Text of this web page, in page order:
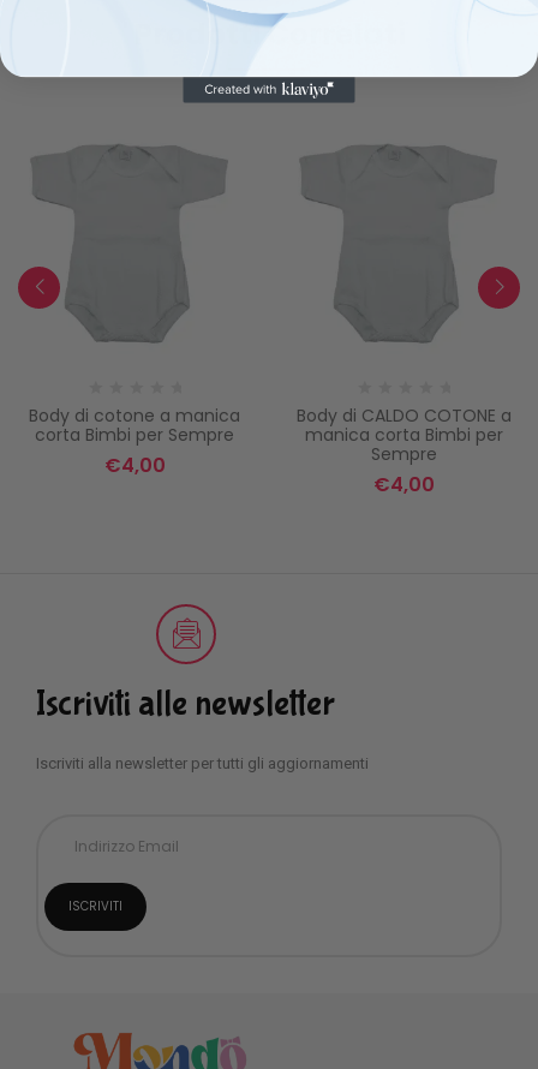
Prodotti Correlati
Body di cotone a manica
corta Bimbi per Sempre
€4,00
Body di CALDO COTONE a
manica corta Bimbi per
Sempre
€4,00
Iscriviti alle newsletter
Iscriviti alla newsletter per tutti gli aggiornamenti